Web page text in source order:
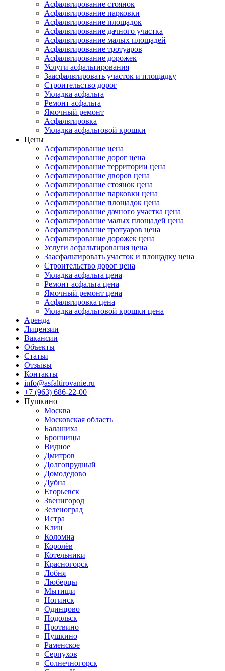
Асфальтирование стоянок
Асфальтирование парковки
Асфальтирование площадок
Асфальтирование дачного участка
Асфальтирование малых площадей
Асфальтирование тротуаров
Асфальтирование дорожек
Услуги асфальтирования
Заасфальтировать участок и площадку
Строительство дорог
Укладка асфальта
Ремонт асфальта
Ямочный ремонт
Асфальтировка
Укладка асфальтовой крошки
Цены
Асфальтирование цена
Асфальтирование дорог цена
Асфальтирование территории цена
Асфальтирование дворов цена
Асфальтирование стоянок цена
Асфальтирование парковки цена
Асфальтирование площадок цена
Асфальтирование дачного участка цена
Асфальтирование малых площадей цена
Асфальтирование тротуаров цена
Асфальтирование дорожек цена
Услуги асфальтирования цена
Заасфальтировать участок и площадку цена
Строительство дорог цена
Укладка асфальта цена
Ремонт асфальта цена
Ямочный ремонт цена
Асфальтировка цена
Укладка асфальтовой крошки цена
Аренда
Лицензии
Вакансии
Объекты
Статьи
Отзывы
Контакты
info@asfaltirovanie.ru
+7 (963) 686-22-00
Пушкино
Москва
Московская область
Балашиха
Бронницы
Видное
Дмитров
Долгопрудный
Домодедово
Дубна
Егорьевск
Звенигород
Зеленоград
Истра
Клин
Коломна
Королёв
Котельники
Красногорск
Лобня
Люберцы
Мытищи
Ногинск
Одинцово
Подольск
Протвино
Пушкино
Раменское
Серпухов
Солнечногорск